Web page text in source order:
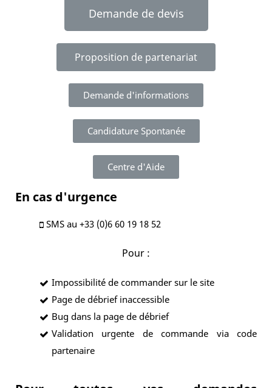
Demande de devis
Proposition de partenariat
Demande d'informations
Candidature Spontanée
Centre d'Aide
En cas d'urgence
SMS au +33 (0)6 60 19 18 52
Pour :
Impossibilité de commander sur le site
Page de débrief inaccessible
Bug dans la page de débrief
Validation urgente de commande via code
partenaire